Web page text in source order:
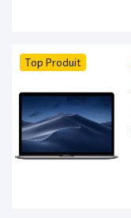
Top Produit